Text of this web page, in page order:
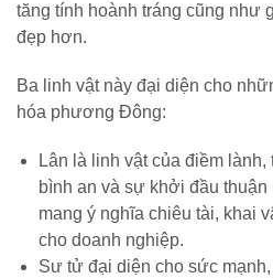
tăng tính hoành tráng cũng như
đẹp hơn.
Ba linh vật này đại diện cho
hóa phương Đông:
Lân là linh vật của điềm
bình an và sự khởi đầu
mang ý nghĩa chiêu tài, khai
cho doanh nghiệp.
Sư tử đại diện cho sức